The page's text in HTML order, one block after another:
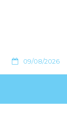
09/08/2026